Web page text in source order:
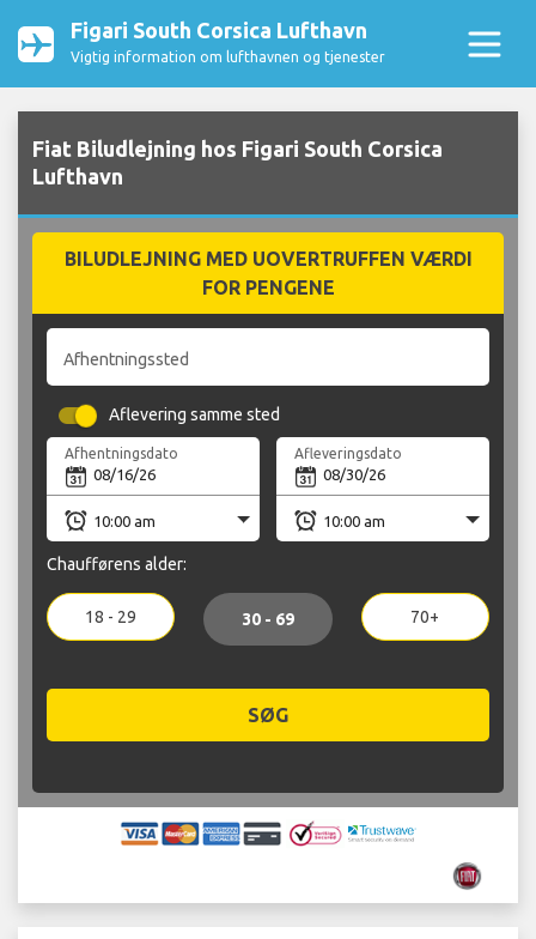
Figari South Corsica Lufthavn
Vigtig information om lufthavnen og tjenester
Fiat Biludlejning hos Figari South Corsica
Lufthavn
BILUDLEJNING MED UOVERTRUFFEN VÆRDI
FOR PENGENE
Afhentningssted
Aflevering samme sted
Afhentningsdato Afleveringsdato
Chaufførens alder:
18 - 29 30 - 69 70+
SØG